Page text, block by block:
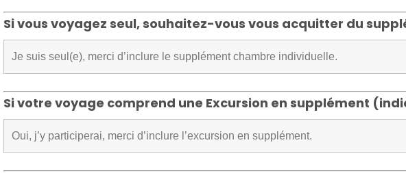
Si vous voyagez seul, souhaitez-vous vous acquitter du
Si votre voyage comprend une Excursion en supplément